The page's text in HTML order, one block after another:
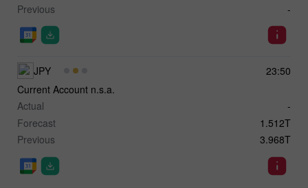
Previous
-
23:50
JPY
Current Account n.s.a.
Actual
-
Forecast
1.512T
Previous
3.968T